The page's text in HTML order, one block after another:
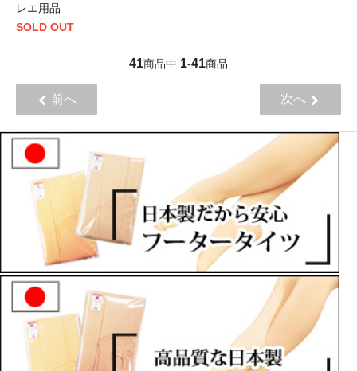
レエ用品
SOLD OUT
41商品中 1-41商品
前へ 次へ